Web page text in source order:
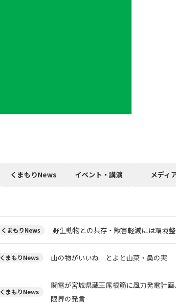
くまもりNews イベント・講演 メディ
くまもりNews 野生動物との共存・獣害軽減には環境
くまもりNews 山の物がいいね とよと山菜・桑の実
くまもりNews
関電が宮城県蔵王尾根筋に風力発電計
限界の発言